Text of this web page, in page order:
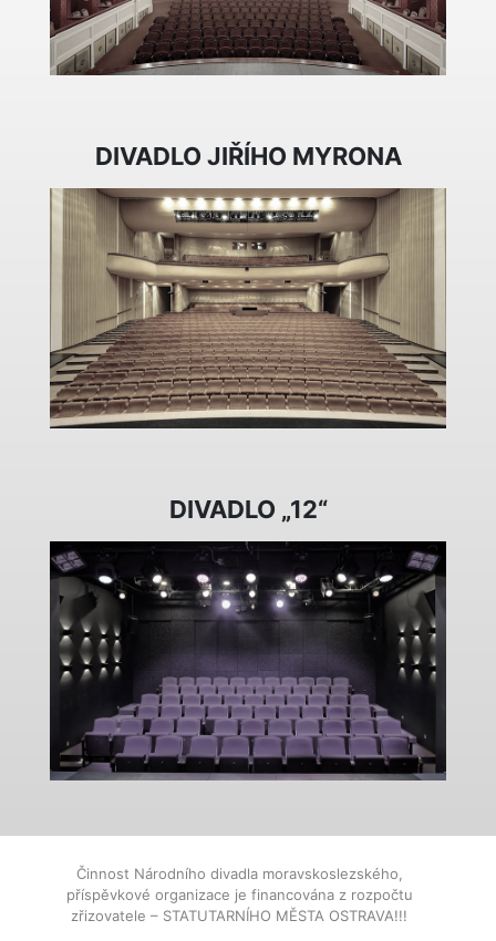
DIVADLO JIŘÍHO MYRONA
DIVADLO „12“
Činnost Národního divadla moravskoslezského,
příspěvkové organizace je financována z rozpočtu
zřizovatele – STATUTARNÍHO MĚSTA OSTRAVA!!!